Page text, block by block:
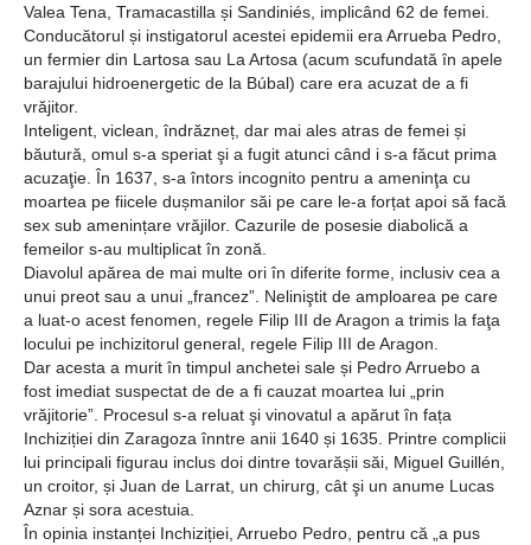
Valea Tena, Tramacastilla și Sandiniés, implicând 62 de femei.
Conducătorul și instigatorul acestei epidemii era Arrueba Pedro,
un fermier din Lartosa sau La Artosa (acum scufundată în apele
barajului hidroenergetic de la Búbal) care era acuzat de a fi
vrăjitor.
Inteligent, viclean, îndrăzneț, dar mai ales atras de femei și
băutură, omul s-a speriat şi a fugit atunci când i s-a făcut prima
acuzaţie. În 1637, s-a întors incognito pentru a ameninţa cu
moartea pe fiicele dușmanilor săi pe care le-a forțat apoi să facă
sex sub amenințare vrăjilor. Cazurile de posesie diabolică a
femeilor s-au multiplicat în zonă.
Diavolul apărea de mai multe ori în diferite forme, inclusiv cea a
unui preot sau a unui „francez”. Neliniştit de amploarea pe care
a luat-o acest fenomen, regele Filip III de Aragon a trimis la faţa
locului pe inchizitorul general, regele Filip III de Aragon.
Dar acesta a murit în timpul anchetei sale și Pedro Arruebo a
fost imediat suspectat de de a fi cauzat moartea lui „prin
vrăjitorie”. Procesul s-a reluat şi vinovatul a apărut în fața
Inchiziției din Zaragoza înntre anii 1640 și 1635. Printre complicii
lui principali figurau inclus doi dintre tovarășii săi, Miguel Guillén,
un croitor, și Juan de Larrat, un chirurg, cât şi un anume Lucas
Aznar și sora acestuia.
În opinia instanței Inchiziției, Arruebo Pedro, pentru că „a pus